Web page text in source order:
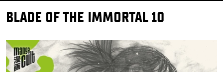
BLADE OF THE IMMORTAL 10